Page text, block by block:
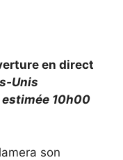
en direct
Unis
10h00
son